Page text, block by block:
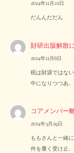
2024年11月22日
だんんだだん
財研出版解散
2024年11月8日
税は財源ではな
中になりつつあ…
コアメンバー
2024年3月29日
ももさんと一緒
件を重く受け止…